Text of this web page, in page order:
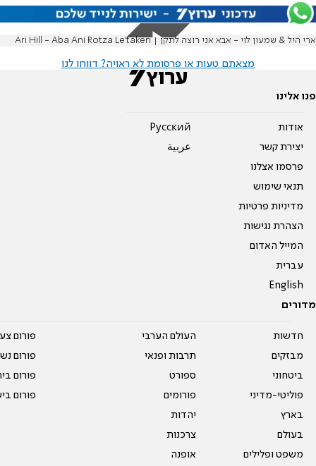
ארי היל & שמעון לוי - אבא אני רוצה לתקן | Ari Hill - Aba Ani Rotza Le'taken
מצאתם טעות או פרסומת לא ראויה? דווחו לנו
פנו אלינו
אודות
יצירת קשר
פרסמו אצלנו
תנאי שימוש
מדיניות פרטיות
הצהרת נגישות
המייל האדום
עברית
English
Pусский
عربية
מדורים
חדשות
מבזקים
ביטחוני
פוליטי-מדיני
בארץ
בעולם
משפט ופלילים
העולם הערבי
תרבות ופנאי
ספורט
פורומים
יהדות
צרכנות
אופנה
פורום
פורום
פורום
פורום